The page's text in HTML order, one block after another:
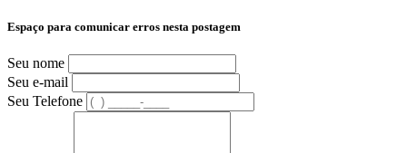
Espaço para comunicar erros nesta postagem
Seu nome
Seu e-mail
Seu Telefone